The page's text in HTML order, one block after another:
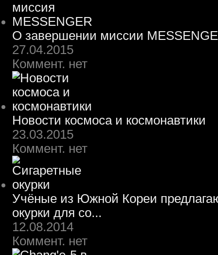
О завершении миссии
27.04.2015
Коммент. нет
Новости космоса и космонавтики
23.03.2015
Коммент. нет
Учёные из Южной Кореи
окурки для со...
12.08.2014
Коммент. нет